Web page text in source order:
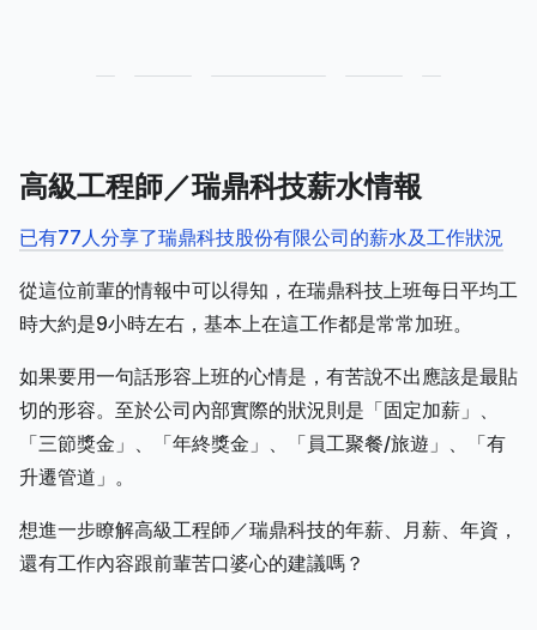
高級工程師／瑞鼎科技薪水情報
已有77人分享了瑞鼎科技股份有限公司的薪水及工作狀況
從這位前輩的情報中可以得知，在瑞鼎科技上班每日平均工
時大約是9小時左右，基本上在這工作都是常常加班。
如果要用一句話形容上班的心情是，有苦說不出應該是最貼
切的形容。至於公司內部實際的狀況則是「固定加薪」、
「三節獎金」、「年終獎金」、「員工聚餐/旅遊」、「有
升遷管道」。
想進一步瞭解高級工程師／瑞鼎科技的年薪、月薪、年資，
還有工作內容跟前輩苦口婆心的建議嗎？